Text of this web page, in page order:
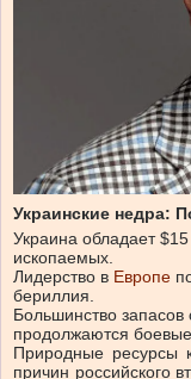
Украинские недра:
Украина обладает
ископаемых.
Лидерство в Европе
бериллия.
Большинство запасов
продолжаются
Природные ресурсы
причин российского